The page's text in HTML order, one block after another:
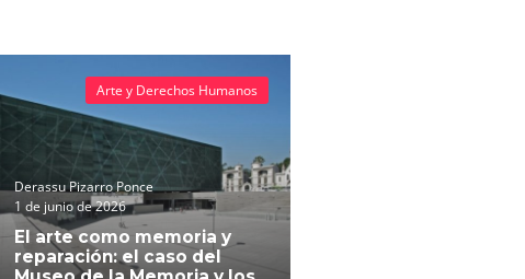
Derassu Pizarro Ponce
1 de junio de 2026
El arte como memoria y
reparación: el caso del
Arte y Derechos Humanos